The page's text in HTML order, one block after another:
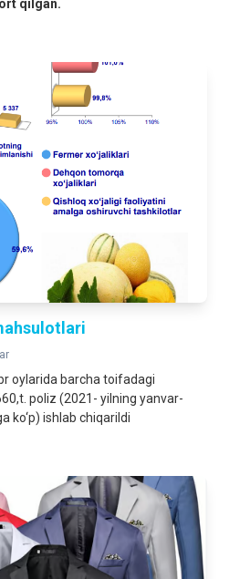
qilgan.
oylarida barcha toifadagi
poliz (2021- yilning yanvar-
ko‘p) ishlab chiqarildi